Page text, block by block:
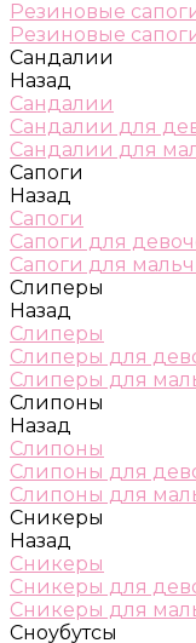
Резиновые
Резиновые
Сандалии
Назад
Сандалии
Сандалии для
Сандалии для
Сапоги
Назад
Сапоги
Сапоги для
Сапоги для
Слиперы
Назад
Слиперы
Слиперы для
Слиперы для
Слипоны
Назад
Слипоны
Слипоны для
Слипоны для
Сникеры
Назад
Сникеры
Сникеры для
Сникеры для
Сноубутсы